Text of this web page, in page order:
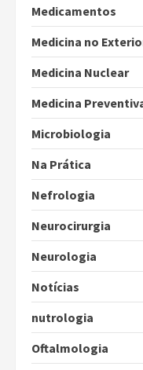
Medicamentos
Medicina no
Medicina Nuclear
Medicina
Microbiologia
Na Prática
Nefrologia
Neurocirurgia
Neurologia
Notícias
nutrologia
Oftalmologia